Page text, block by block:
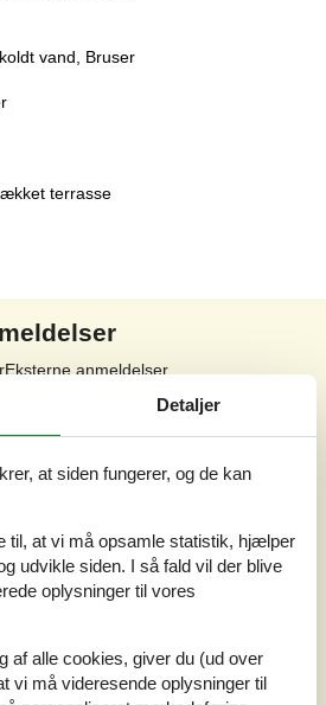
vand, Bruser
terrasse
Eksterne anmeldelser
Baseret på3vurderinger
fra d. 19-07-2026
(0)
Kommentarer
har kommentarer.
Detaljer
at siden fungerer, og de kan
til, at vi må opsamle statistik, hjælper
udvikle siden. I så fald vil der blive
oplysninger til vores
af alle cookies, giver du (ud over
vi må videresende oplysninger til